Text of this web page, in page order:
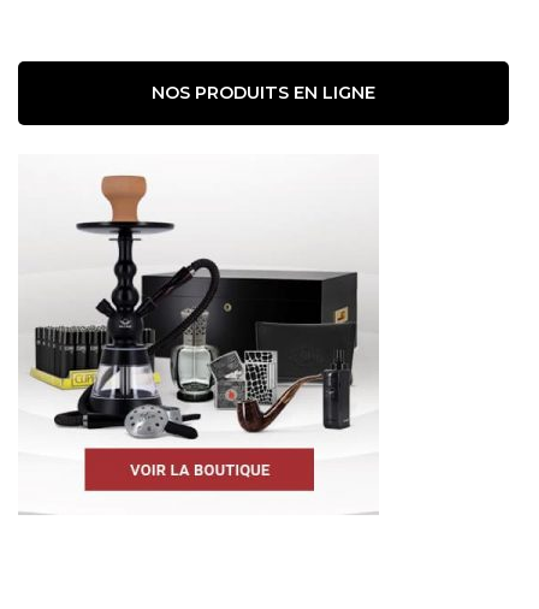
NOS PRODUITS EN LIGNE